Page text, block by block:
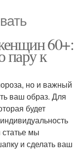
60+:
пару к
но и важный
ваш образ. Для
будет
мы
и сделать ваш